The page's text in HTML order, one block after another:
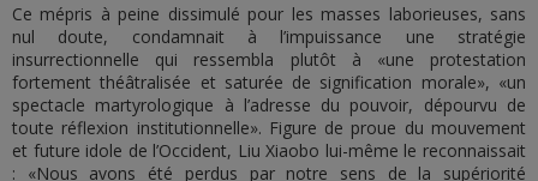
Ce mépris à peine dissimulé pour les masses laborieuses, sans
nul doute, condamnait à l’impuissance une stratégie
insurrectionnelle qui ressembla plutôt à «une protestation
fortement théâtralisée et saturée de signification morale», «un
spectacle martyrologique à l’adresse du pouvoir, dépourvu de
toute réflexion institutionnelle». Figure de proue du mouvement
et future idole de l’Occident, Liu Xiaobo lui-même le reconnaissait
: «Nous avons été perdus par notre sens de la supériorité